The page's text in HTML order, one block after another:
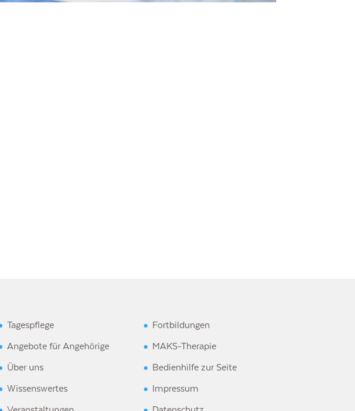
Tagespflege
Angebote für Angehörige
Über uns
Wissenswertes
Fortbildungen
MAKS-Therapie
Bedienhilfe zur Seite
Impressum